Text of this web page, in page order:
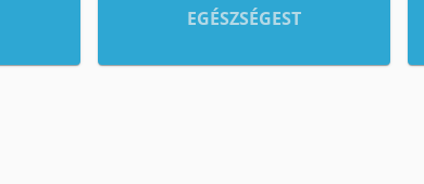
EGÉSZSÉGEST